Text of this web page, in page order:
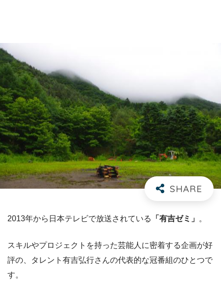
2013年から日本テレビで放送されている 「有吉ゼミ」 。
スキルやプロジェクトを持った芸能人に密着する企画が好
評の、タレント有吉弘行さんの代表的な冠番組のひとつで
す。